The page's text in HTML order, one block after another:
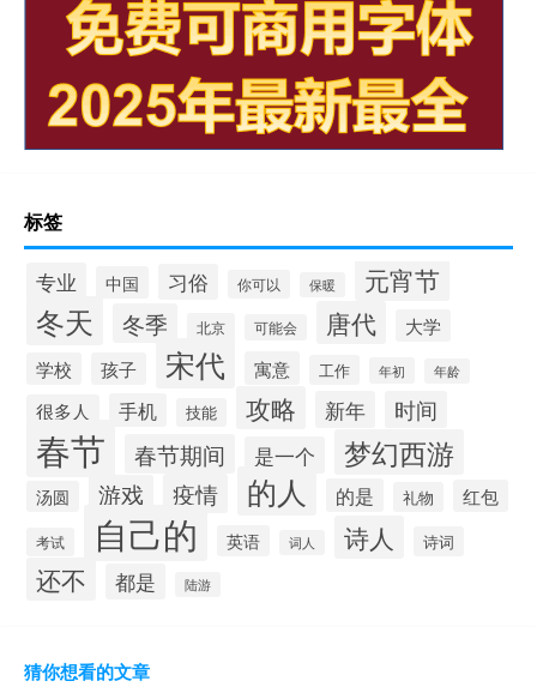
标签
专业 中国 习俗 你可以 保暖 元宵节
冬天 冬季 北京 可能会 唐代
大学
学校
孩子 宋代 寓意 工作 年初 年龄
很多人 手机 技能 攻略 新年 时间
春节 春节期间 是一个 梦幻西游
汤圆 游戏 疫情 的人 的是 礼物 红包
考试 自己的 英语 词人 诗人 诗词
还不 都是 陆游
猜你想看的文章